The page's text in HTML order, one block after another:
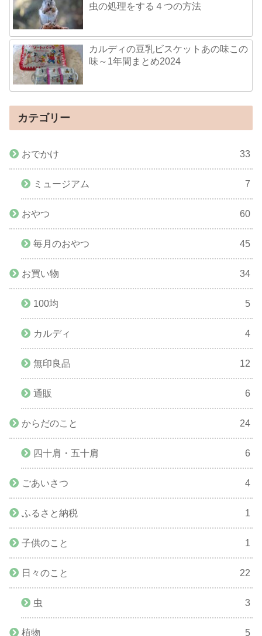
虫の処理をする４つの方法
カルディの豆乳ビスケットあの味この
味～1年間まとめ2024
カテゴリー
おでかけ 33
ミュージアム 7
おやつ 60
毎月のおやつ 45
お買い物 34
100均 5
カルディ 4
無印良品 12
通販 6
からだのこと 24
四十肩・五十肩 6
ごあいさつ 4
ふるさと納税 1
子供のこと 1
日々のこと 22
虫 3
植物 5